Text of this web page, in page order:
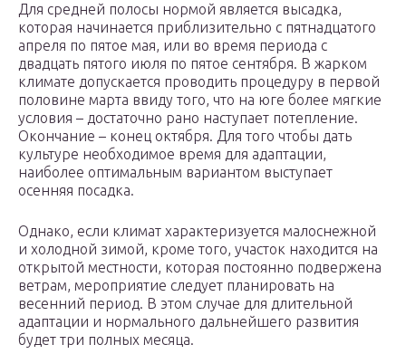
Для средней полосы нормой является высадка,
которая начинается приблизительно с пятнадцатого
апреля по пятое мая, или во время периода с
двадцать пятого июля по пятое сентября. В жарком
климате допускается проводить процедуру в первой
половине марта ввиду того, что на юге более мягкие
условия – достаточно рано наступает потепление.
Окончание – конец октября. Для того чтобы дать
культуре необходимое время для адаптации,
наиболее оптимальным вариантом выступает
осенняя посадка.
Однако, если климат характеризуется малоснежной
и холодной зимой, кроме того, участок находится на
открытой местности, которая постоянно подвержена
ветрам, мероприятие следует планировать на
весенний период. В этом случае для длительной
адаптации и нормального дальнейшего развития
будет три полных месяца.